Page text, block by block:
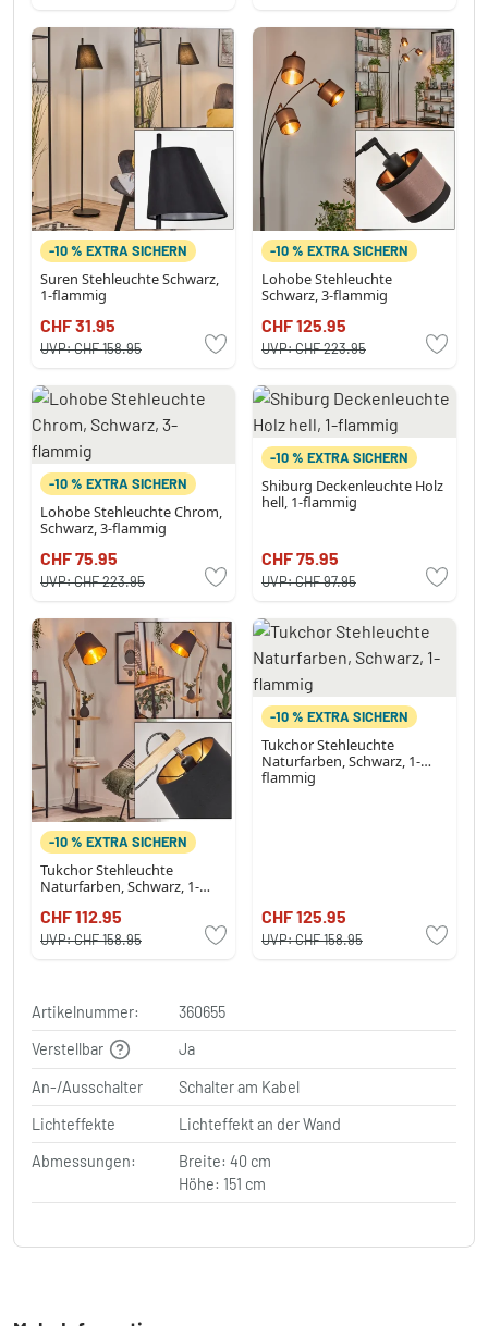
-10 % EXTRA SICHERN
Suren Stehleuchte Schwarz,
1-flammig
CHF 31.95
UVP:CHF 158.95
-10 % EXTRA SICHERN
Lohobe Stehleuchte
Schwarz, 3-flammig
CHF 125.95
UVP:CHF 223.95
-10 % EXTRA SICHERN
Lohobe Stehleuchte Chrom,
Schwarz, 3-flammig
CHF 75.95
UVP:CHF 223.95
-10 % EXTRA SICHERN
Shiburg Deckenleuchte Holz
hell, 1-flammig
CHF 75.95
UVP:CHF 97.95
-10 % EXTRA SICHERN
Tukchor Stehleuchte
Naturfarben, Schwarz, 1-
CHF 112.95
UVP:CHF 158.95
-10 % EXTRA SICHERN
Tukchor Stehleuchte
Naturfarben, Schwarz, 1-
flammig
CHF 125.95
UVP:CHF 158.95
Artikelnummer:
360655
Verstellbar
Ja
An-/Ausschalter
Schalter am Kabel
Lichteffekte
Lichteffekt an der Wand
Abmessungen:
Breite: 40 cm
Höhe: 151 cm